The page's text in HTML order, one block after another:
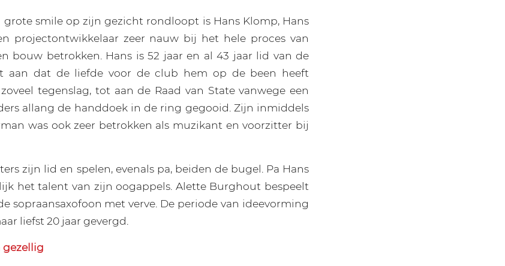
grote smile op zijn gezicht rondloopt is Hans Klomp, Hans
projectontwikkelaar zeer nauw bij het hele proces van
bouw betrokken. Hans is 52 jaar en al 43 jaar lid van de
aan dat de liefde voor de club hem op de been heeft
tegenslag, tot aan de Raad van State vanwege een
allang de handdoek in de ring gegooid. Zijn inmiddels
was ook zeer betrokken als muzikant en voorzitter bij
zijn lid en spelen, evenals pa, beiden de bugel. Pa Hans
het talent van zijn oogappels. Alette Burghout bespeelt
sopraansaxofoon met verve. De periode van ideevorming
liefst 20 jaar gevergd.
gezellig